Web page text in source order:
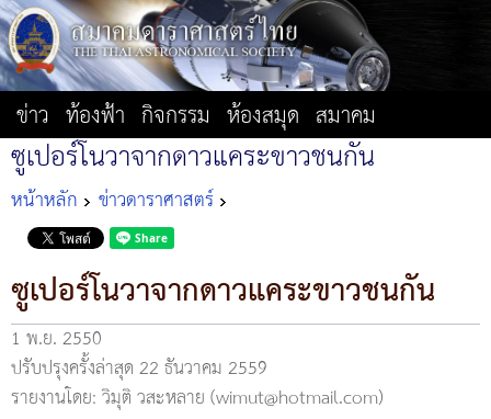
ข่าว ท้องฟ้า กิจกรรม ห้องสมุด สมาคม
ซูเปอร์โนวาจากดาวแคระขาวชนกัน
หน้าหลัก ข่าวดาราศาสตร์
ซูเปอร์โนวาจากดาวแคระขาวชนกัน
1 พ.ย. 2550
ปรับปรุงครั้งล่าสุด 22 ธันวาคม 2559
รายงานโดย: วิมุติ วสะหลาย (wimut@hotmail.com)